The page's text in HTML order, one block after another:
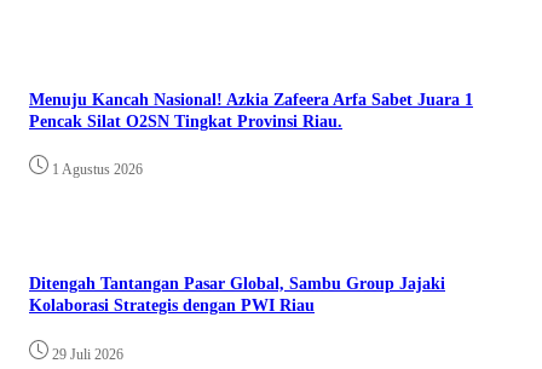
Menuju Kancah Nasional! Azkia Zafeera Arfa Sabet Juara 1
Pencak Silat O2SN Tingkat Provinsi Riau.
1 Agustus 2026
Ditengah Tantangan Pasar Global, Sambu Group Jajaki
Kolaborasi Strategis dengan PWI Riau
29 Juli 2026